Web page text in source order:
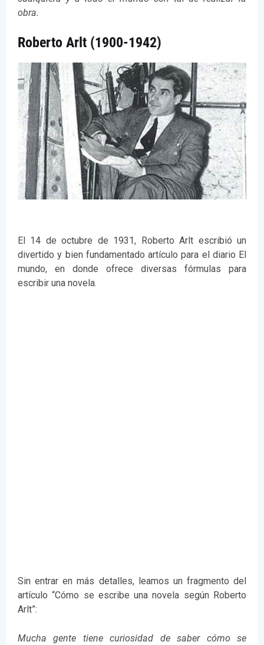
obra.
Roberto Arlt (1900-1942)
El 14 de octubre de 1931, Roberto Arlt escribió un
divertido y bien fundamentado artículo para el diario El
mundo, en donde ofrece diversas fórmulas para
escribir una novela.
Sin entrar en más detalles, leamos un fragmento del
artículo “Cómo se escribe una novela según Roberto
Arlt”:
Mucha gente tiene curiosidad de saber cómo se